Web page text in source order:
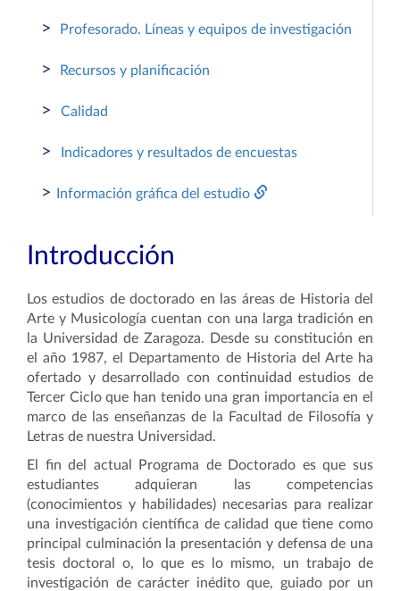
> Profesorado. Líneas y equipos de investigación
> Recursos y planificación
> Calidad
> Indicadores y resultados de encuestas
> Información gráfica del estudio
Introducción
Los estudios de doctorado en las áreas de Historia del
Arte y Musicología cuentan con una larga tradición en
la Universidad de Zaragoza. Desde su constitución en
el año 1987, el Departamento de Historia del Arte ha
ofertado y desarrollado con continuidad estudios de
Tercer Ciclo que han tenido una gran importancia en el
marco de las enseñanzas de la Facultad de Filosofía y
Letras de nuestra Universidad.
El fin del actual Programa de Doctorado es que sus
estudiantes adquieran las competencias
(conocimientos y habilidades) necesarias para realizar
una investigación científica de calidad que tiene como
principal culminación la presentación y defensa de una
tesis doctoral o, lo que es lo mismo, un trabajo de
investigación de carácter inédito que, guiado por un